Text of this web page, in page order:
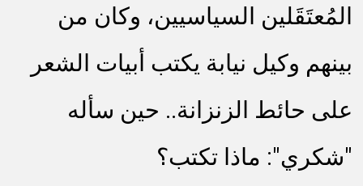
المُعتَقَلين السياسيين، وكان من
بينهم وكيل نيابة يكتب أبيات الشعر
على حائط الزنزانة.. حين سأله
"شكري": ماذا تكتب؟